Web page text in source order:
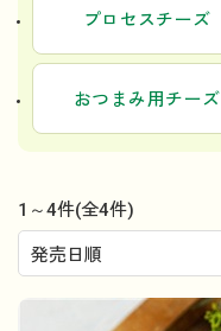
プロセスチーズ
おつまみ用チーズ
1～4件(全4件)
発売日順